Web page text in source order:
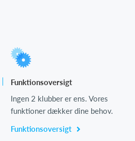
Funktionsoversigt
Ingen 2 klubber er ens. Vores
funktioner dækker dine behov.
Funktionsoversigt